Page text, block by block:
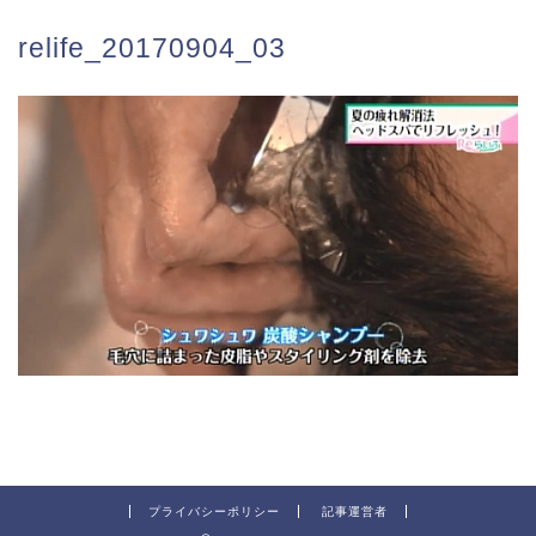
relife_20170904_03
プライバシーポリシー 記事運営者